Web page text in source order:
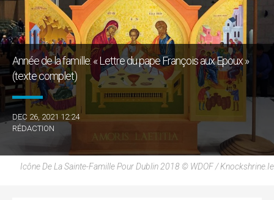
Année de la famille: « Lettre du pape François aux Epoux »
(texte complet)
DEC 26, 2021 12:24
RÉDACTION
Icône De La Sainte-Famille Pour Dublin 2018 © WDOF / Knockshrine.ie